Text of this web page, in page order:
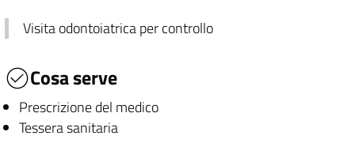
Visita odontoiatrica per controllo
Cosa serve
Prescrizione del medico
Tessera sanitaria